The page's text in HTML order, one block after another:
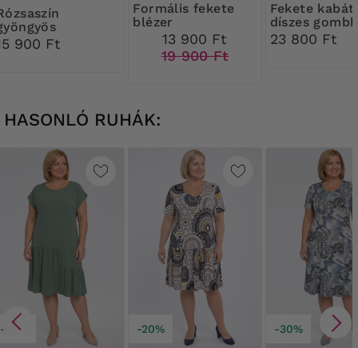
900 Ft
Formális fekete
blézer
13 900 Ft
19 900 Ft
Fekete kabát
díszes
23 800 Ft
HASONLÓ RUHÁK:
-20% -20% -30%